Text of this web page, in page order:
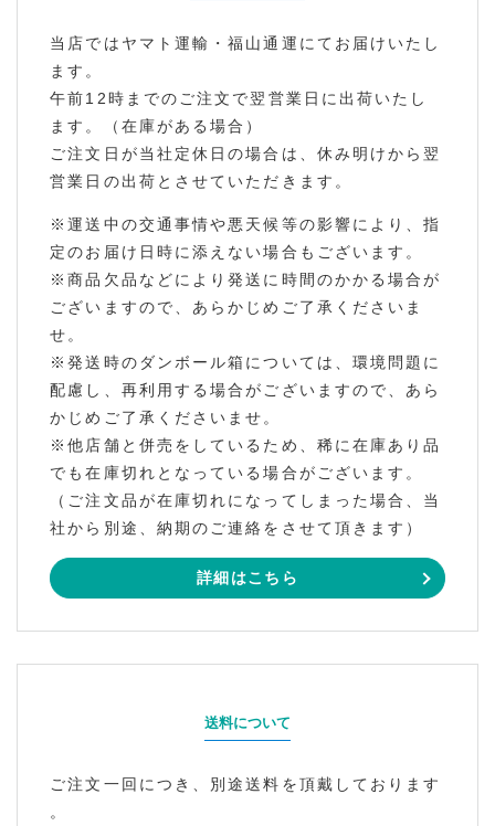
当店ではヤマト運輸・福山通運にてお届けいたし
ます。
午前12時までのご注文で翌営業日に出荷いたし
ます。（在庫がある場合）
ご注文日が当社定休日の場合は、休み明けから翌
営業日の出荷とさせていただきます。
※運送中の交通事情や悪天候等の影響により、指
定のお届け日時に添えない場合もございます。
※商品欠品などにより発送に時間のかかる場合が
ございますので、あらかじめご了承くださいま
せ。
※発送時のダンボール箱については、環境問題に
配慮し、再利用する場合がございますので、あら
かじめご了承くださいませ。
※他店舗と併売をしているため、稀に在庫あり品
でも在庫切れとなっている場合がございます。
（ご注文品が在庫切れになってしまった場合、当
社から別途、納期のご連絡をさせて頂きます）
詳細はこちら
送料について
ご注文一回につき、別途送料を頂戴しております
。